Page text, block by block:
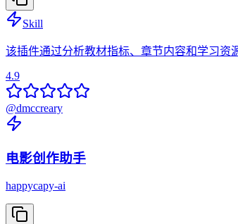
Skill
该插件通过分析教材指标、章节内容和学习资
4.9
@dmccreary
电影创作助手
happycapy-ai